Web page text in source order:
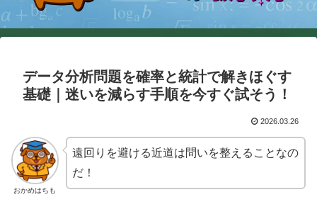
データ分析問題を確率と統計で解きほぐす
基礎｜迷いを減らす手順を今すぐ試そう！
2026.03.26
おかめはちも
遠回りを避ける近道は問いを整えることなの
だ！